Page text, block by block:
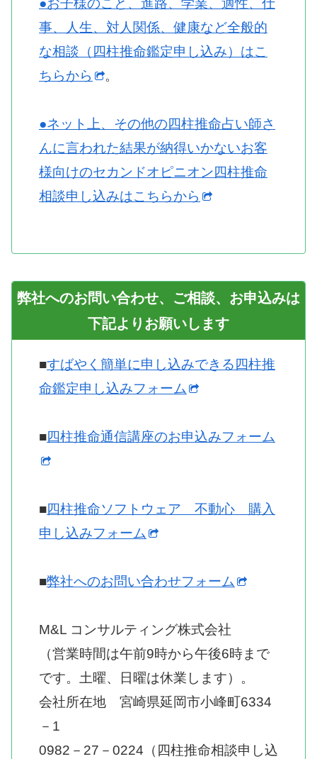
●お子様のこと、進路、学業、適性、仕
事、人生、対人関係、健康など全般的
な相談（四柱推命鑑定申し込み）はこ
ちらから
。
●ネット上、その他の四柱推命占い師さ
んに言われた結果が納得いかないお客
様向けのセカンドオピニオン四柱推命
相談申し込みはこちらから
弊社へのお問い合わせ、ご相談、お申込みは
下記よりお願いします
■すばやく簡単に申し込みできる四柱推
命鑑定申し込みフォーム
■四柱推命通信講座のお申込みフォーム
■四柱推命ソフトウェア 不動心 購入
申し込みフォーム
■弊社へのお問い合わせフォーム
M&L コンサルティング株式会社
（営業時間は午前9時から午後6時まで
です。土曜、日曜は休業します）。
会社所在地 宮崎県延岡市小峰町6334
－1
0982－27－0224（四柱推命相談申し込